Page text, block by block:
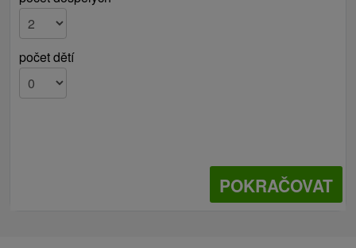
počet dětí
POKRAČOVAT